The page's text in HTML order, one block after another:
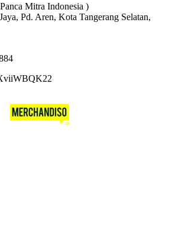
Mitra Indonesia )
Pd. Aren, Kota Tangerang Selatan,